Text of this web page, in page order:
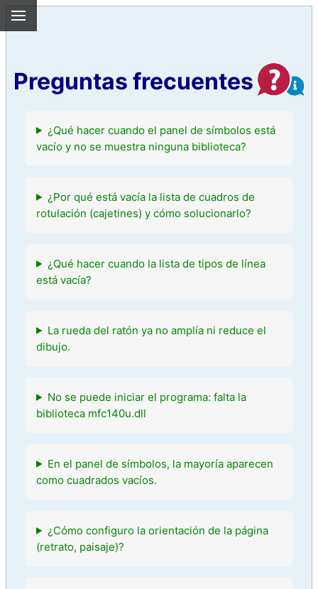
Preguntas frecuentes
¿Qué hacer cuando el panel de símbolos está
vacío y no se muestra ninguna biblioteca?
¿Por qué está vacía la lista de cuadros de
rotulación (cajetines) y cómo solucionarlo?
¿Qué hacer cuando la lista de tipos de línea
está vacía?
La rueda del ratón ya no amplía ni reduce el
dibujo.
No se puede iniciar el programa: falta la
biblioteca mfc140u.dll
En el panel de símbolos, la mayoría aparecen
como cuadrados vacíos.
¿Cómo configuro la orientación de la página
(retrato, paisaje)?